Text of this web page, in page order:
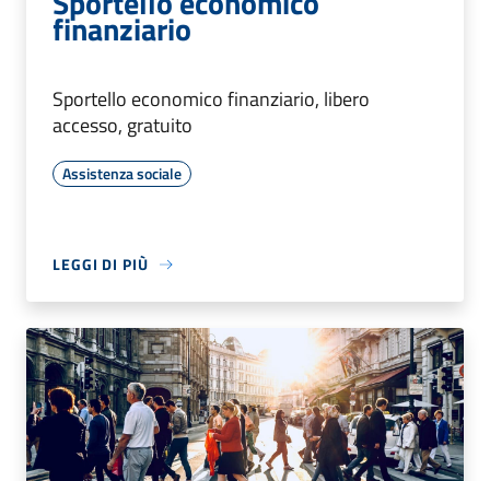
finanziario
Sportello economico finanziario, libero
accesso, gratuito
Assistenza sociale
LEGGI DI PIÙ